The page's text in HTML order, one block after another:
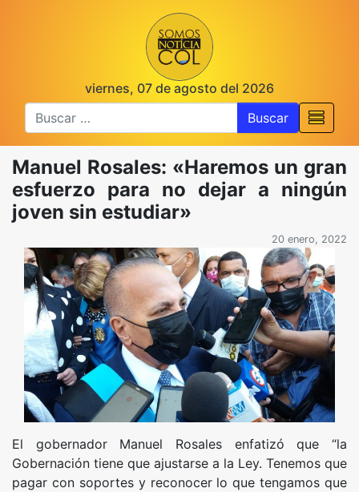
viernes, 07 de agosto del 2026
Buscar
Manuel Rosales: «Haremos un gran
esfuerzo para no dejar a ningún
joven sin estudiar»
20 enero, 2022
El gobernador Manuel Rosales enfatizó que “la
Gobernación tiene que ajustarse a la Ley. Tenemos que
pagar con soportes y reconocer lo que tengamos que